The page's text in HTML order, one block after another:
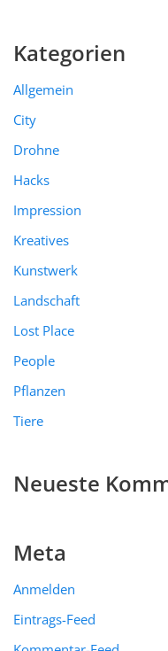
Kategorien
Allgemein
City
Drohne
Hacks
Impression
Kreatives
Kunstwerk
Landschaft
Lost Place
People
Pflanzen
Tiere
Neueste
Meta
Anmelden
Eintrags-Feed